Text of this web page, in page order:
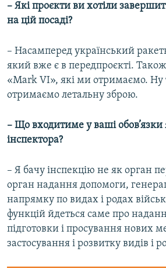
– Які проєкти ви хотіли
на цій посаді?
– Насамперед український
який вже є в передпроєкті.
«Mark VI», які ми отримаємо.
отримаємо летальну зброю.
– Що входитиме у ваші обов’язки
інспектора?
– Я бачу інспекцію не як орган
орган надання допомоги,
напрямку по видах і родах
функцій йдеться саме про
підготовки і просування нових
застосування і розвитку видів і